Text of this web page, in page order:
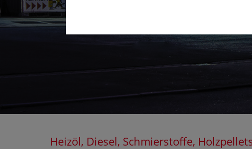
Heizöl, Diesel, Schmierstoffe,